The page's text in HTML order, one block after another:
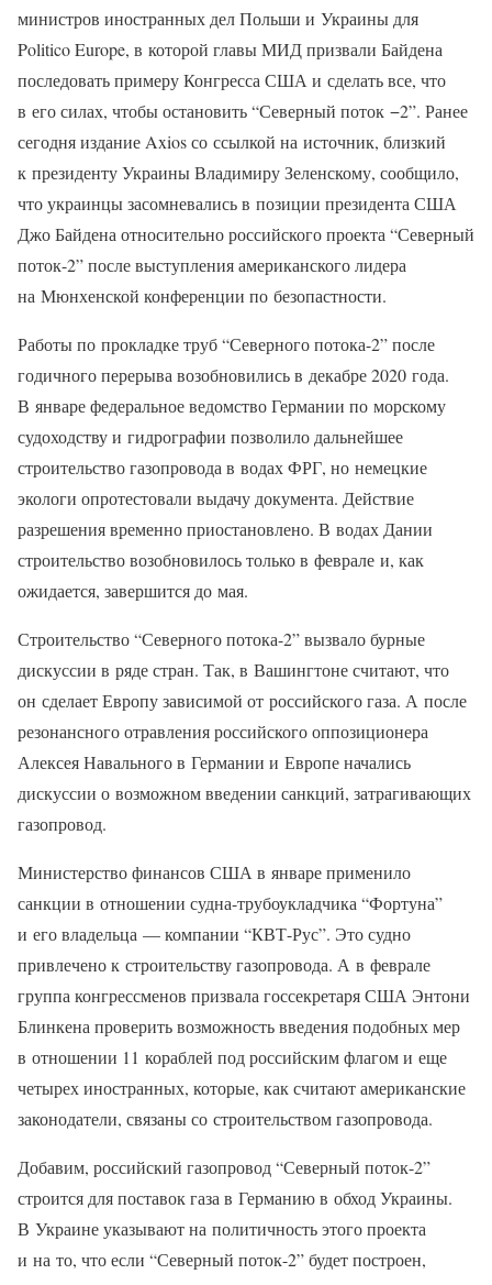
министров иностранных дел Польши и Украины для
Politico Europe, в которой главы МИД призвали Байдена
последовать примеру Конгресса США и сделать все, что
в его силах, чтобы остановить “Северный поток −2”. Ранее
сегодня издание Axios со ссылкой на источник, близкий
к президенту Украины Владимиру Зеленскому, сообщило,
что украинцы засомневались в позиции президента США
Джо Байдена относительно российского проекта “Северный
поток-2” после выступления американского лидера
на Мюнхенской конференции по безопастности.
Работы по прокладке труб “Северного потока-2” после
годичного перерыва возобновились в декабре 2020 года.
В январе федеральное ведомство Германии по морскому
судоходству и гидрографии позволило дальнейшее
строительство газопровода в водах ФРГ, но немецкие
экологи опротестовали выдачу документа. Действие
разрешения временно приостановлено. В водах Дании
строительство возобновилось только в феврале и, как
ожидается, завершится до мая.
Строительство “Северного потока-2” вызвало бурные
дискуссии в ряде стран. Так, в Вашингтоне считают, что
он сделает Европу зависимой от российского газа. А после
резонансного отравления российского оппозиционера
Алексея Навального в Германии и Европе начались
дискуссии о возможном введении санкций, затрагивающих
газопровод.
Министерство финансов США в январе применило
санкции в отношении судна-трубоукладчика “Фортуна”
и его владельца — компании “КВТ-Рус”. Это судно
привлечено к строительству газопровода. А в феврале
группа конгрессменов призвала госсекретаря США Энтони
Блинкена проверить возможность введения подобных мер
в отношении 11 кораблей под российским флагом и еще
четырех иностранных, которые, как считают американские
законодатели, связаны со строительством газопровода.
Добавим, российский газопровод “Северный поток-2”
строится для поставок газа в Германию в обход Украины.
В Украине указывают на политичность этого проекта
и на то, что если “Северный поток-2” будет построен,